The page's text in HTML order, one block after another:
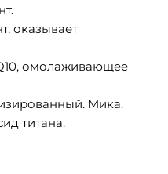
оказывает
омолаживающее
Мика.
титана.